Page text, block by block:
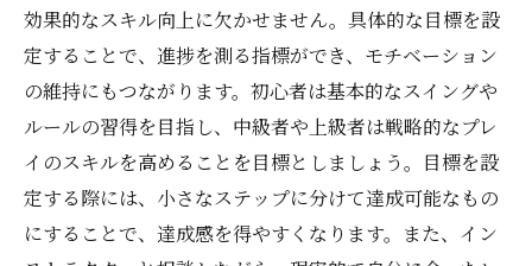
経験を共有することで得られる新たな発見
計画的なゴルフレッスンで目指す新たな挑戦と
達成感
長期計画と短期目標のバランス
達成感を得るための継続的な努力の方法
効果的なスキル向上に欠かせません。具体的な目標を設
定することで、進捗を測る指標ができ、モチベーション
の維持にもつながります。初心者は基本的なスイングや
ルールの習得を目指し、中級者や上級者は戦略的なプレ
イのスキルを高めることを目標としましょう。目標を設
定する際には、小さなステップに分けて達成可能なもの
にすることで、達成感を得やすくなります。また、イン